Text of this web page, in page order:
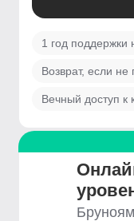
1 год поддержки
Возврат, если не
Вечный доступ к
Бруноям